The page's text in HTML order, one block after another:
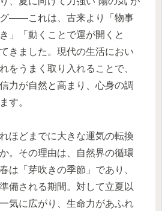
――これは、古来より「物事
」「動くことで運が開くと
きました。現代の生活におい
をうまく取り入れることで、
力が自然と高まり、心身の調
す。
ほどまでに大きな運気の転換
。その理由は、自然界の循環
は「芽吹きの季節」であり、
備される期間。対して立夏以
気に広がり、生命力があふれ